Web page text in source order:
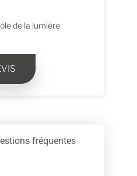
de la lumière
fréquentes